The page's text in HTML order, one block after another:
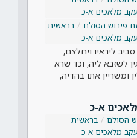
מלאכים א-כ
פירוש הסולם
בראשית
מלאכים א-כ
ליראיו ויחלצם,
לשזבא ליה, וכד שרא
ומשריין אתו בהדיה,
א-כ
הסולם
בראשית
מלאכים א-כ